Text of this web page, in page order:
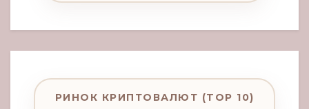
РИНОК КРИПТОВАЛЮТ (TOP 10)